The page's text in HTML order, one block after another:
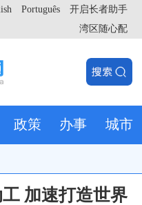
开启长者助手
Português
湾区随心配
政策 办事 城市
加速打造世界